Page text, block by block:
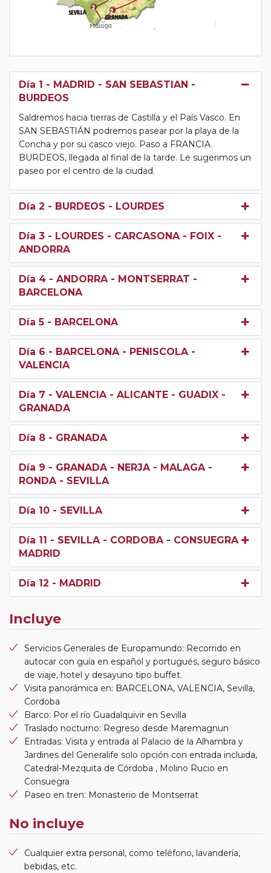
Día 1 - MADRID - SAN SEBASTIAN -
BURDEOS
Saldremos hacia tierras de Castilla y el País Vasco. En
SAN SEBASTIÁN podremos pasear por la playa de la
Concha y por su casco viejo. Paso a FRANCIA.
BURDEOS, llegada al final de la tarde. Le sugerimos un
paseo por el centro de la ciudad.
Día 2 - BURDEOS - LOURDES
Día 3 - LOURDES - CARCASONA - FOIX -
ANDORRA
Día 4 - ANDORRA - MONTSERRAT -
BARCELONA
Día 5 - BARCELONA
Día 6 - BARCELONA - PENISCOLA -
VALENCIA
Día 7 - VALENCIA - ALICANTE - GUADIX -
GRANADA
Día 8 - GRANADA
Día 9 - GRANADA - NERJA - MALAGA -
RONDA - SEVILLA
Día 10 - SEVILLA
Día 11 - SEVILLA - CORDOBA - CONSUEGRA -
MADRID
Día 12 - MADRID
Incluye
Servicios Generales de Europamundo: Recorrido en
autocar con guía en español y portugués, seguro básico
de viaje, hotel y desayuno tipo buffet.
Visita panorámica en: BARCELONA, VALENCIA, Sevilla,
Cordoba
Barco: Por el río Guadalquivir en Sevilla
Traslado nocturno: Regreso desde Maremagnun
Entradas: Visita y entrada al Palacio de la Alhambra y
Jardines del Generalife solo opción con entrada incluida,
Catedral-Mezquita de Córdoba , Molino Rucio en
Consuegra
Paseo en tren: Monasterio de Montserrat
No incluye
Cualquier extra personal, como teléfono, lavandería,
bebidas, etc.